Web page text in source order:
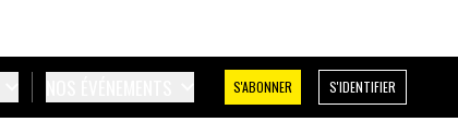
S'ABONNER S'IDENTIFIER